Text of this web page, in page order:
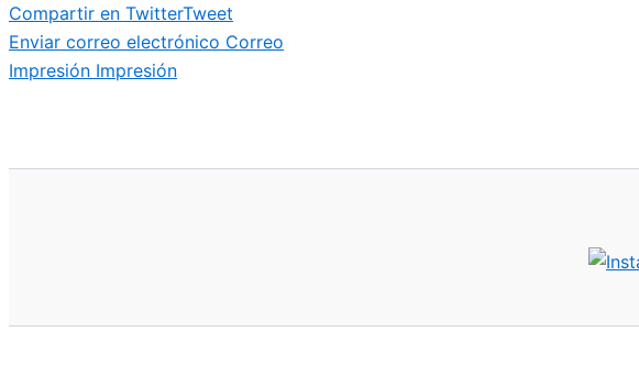
Compartir en TwitterTweet
Enviar correo electrónico Correo
Impresión Impresión